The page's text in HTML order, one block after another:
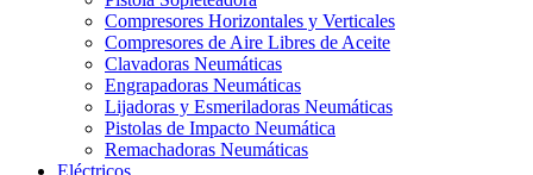
Compresores Horizontales y Verticales
Compresores de Aire Libres de Aceite
Clavadoras Neumáticas
Engrapadoras Neumáticas
Lijadoras y Esmeriladoras Neumáticas
Pistolas de Impacto Neumática
Remachadoras Neumáticas
Eléctricos